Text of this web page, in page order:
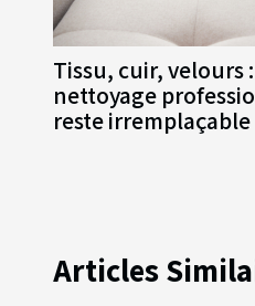
Tissu, cuir, velours
nettoyage
reste irremplaçable
Articles